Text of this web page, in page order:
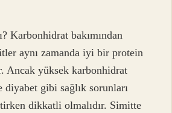
Karbonhidrat bakımından
aynı zamanda iyi bir protein
Ancak yüksek karbonhidrat
gibi sağlık sorunları
dikkatli olmalıdır. Simitte